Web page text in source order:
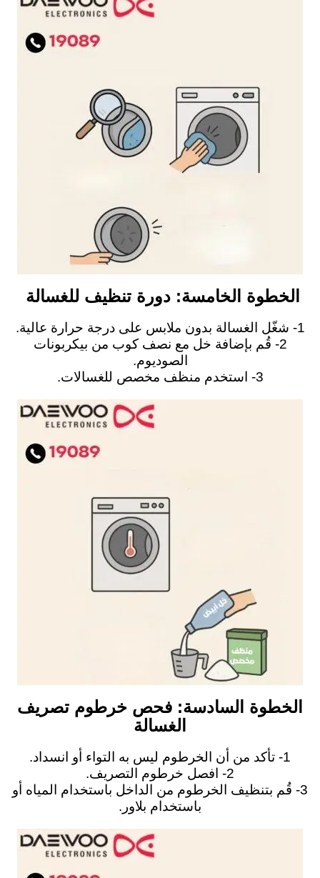
الخطوة الخامسة: دورة تنظيف للغسالة
1- شغّل الغسالة بدون ملابس على درجة حرارة عالية.
2- قُم بإضافة خل مع نصف كوب من بيكربونات
الصوديوم.
3- استخدم منظف مخصص للغسالات.
الخطوة السادسة: فحص خرطوم تصريف
الغسالة
1- تأكد من أن الخرطوم ليس به التواء أو انسداد.
2- افصل خرطوم التصريف.
3- قُم بتنظيف الخرطوم من الداخل باستخدام المياه أو
باستخدام بلاور.